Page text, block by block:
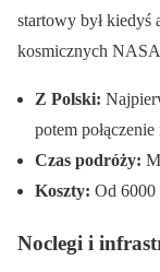
startowy był
kosmicznych
Z Polski:
potem
Czas podróży:
Koszty: Od 6000
Noclegi i